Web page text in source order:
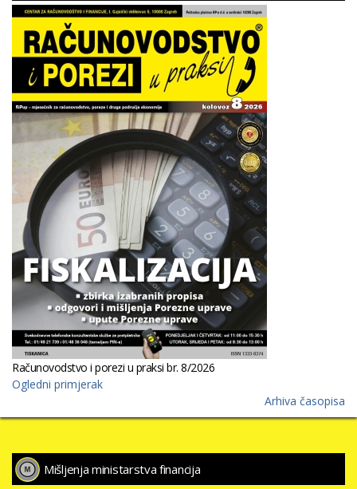
Računovodstvo i porezi u praksi br. 8/2026
Ogledni primjerak
Arhiva časopisa
Mišljenja ministarstva financija